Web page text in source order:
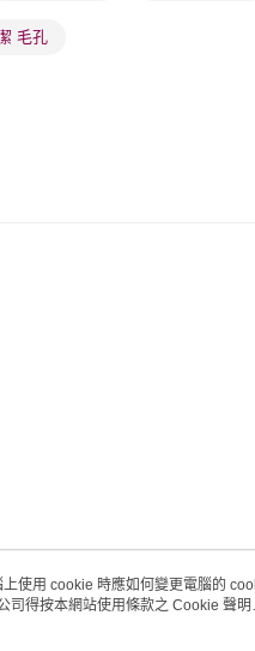
毛孔
客戶服務
使用 cookie 時應如何變更電腦的
司得按本網站使用條款之 Cookie 聲明